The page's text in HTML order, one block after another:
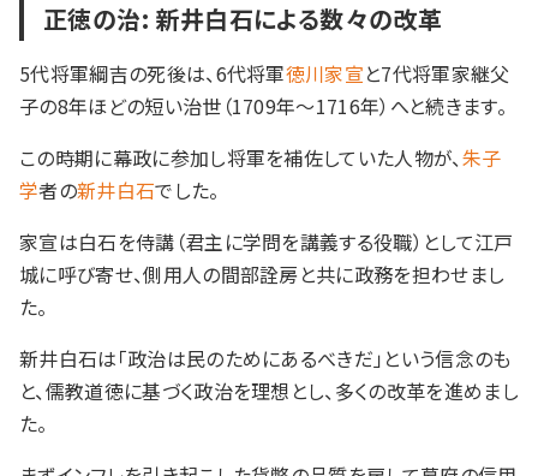
正徳の治: 新井白石による数々の改革
5代将軍綱吉の死後は、6代将軍徳川家宣と7代将軍家継父
子の8年ほどの短い治世（1709年～1716年）へと続きます。
この時期に幕政に参加し将軍を補佐していた人物が、朱子
学者の新井白石でした。
家宣は白石を侍講（君主に学問を講義する役職）として江戸
城に呼び寄せ、側用人の間部詮房と共に政務を担わせまし
た。
新井白石は「政治は民のためにあるべきだ」という信念のも
と、儒教道徳に基づく政治を理想とし、多くの改革を進めまし
た。